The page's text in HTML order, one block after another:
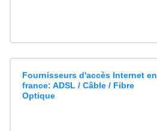
Fournisseurs d'accès Internet en
france: ADSL / Câble / Fibre
Optique